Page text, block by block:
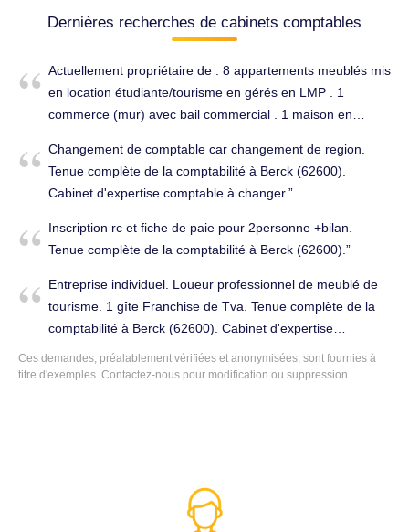
Dernières recherches de cabinets comptables
Actuellement propriétaire de . 8 appartements meublés mis
en location étudiante/tourisme en gérés en LMP . 1
commerce (mur) avec bail commercial . 1 maison en
biens je suis à la recherche d'un expert comptable ayant
de très bonnes connaissances du domaine immobilier pour
s'occuper de ma comptabilité, de mes déclarations fiscales
et sociales, et surtout m'apporter des conseils
(investissements, succession, optimisation...).
(62600).
Changement de comptable car changement de region.
Tenue complète de la comptabilité à Berck (62600).
Cabinet d'expertise comptable à changer.
Inscription rc et fiche de paie pour 2personne +bilan.
Tenue complète de la comptabilité à Berck (62600).
Entreprise individuel. Loueur professionnel de meublé de
tourisme. 1 gîte Franchise de Tva. Tenue complète de la
comptabilité à Berck (62600). Cabinet d'expertise
comptable à changer.
Ces demandes, préalablement vérifiées et anonymisées, sont fournies à
titre d'exemples. Contactez-nous pour modification ou suppression.